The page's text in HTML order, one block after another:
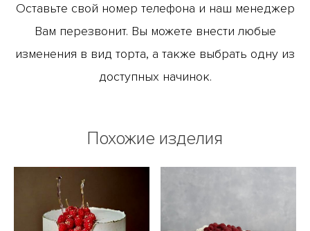
Оставьте свой номер телефона и наш менеджер
Вам перезвонит. Вы можете внести любые
изменения в вид торта, а также выбрать одну из
доступных начинок.
Похожие изделия